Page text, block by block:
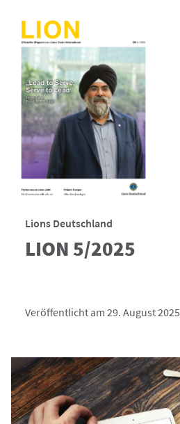
Lions Deutschland
LION 5/2025
Veröffentlicht am 29. August 2025